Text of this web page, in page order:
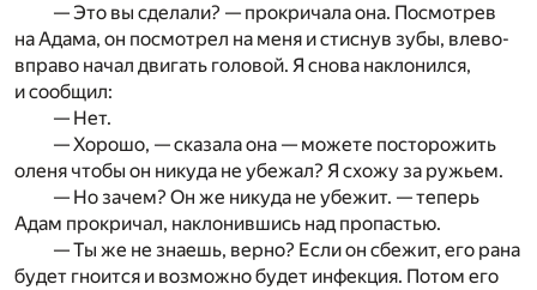
— Это вы сделали? — прокричала она. Посмотрев
на Адама, он посмотрел на меня и стиснув зубы, влево-
вправо начал двигать головой. Я снова наклонился,
и сообщил:
— Нет.
— Хорошо, — сказала она — можете посторожить
оленя чтобы он никуда не убежал? Я схожу за ружьем.
— Но зачем? Он же никуда не убежит. — теперь
Адам прокричал, наклонившись над пропастью.
— Ты же не знаешь, верно? Если он сбежит, его рана
будет гноится и возможно будет инфекция. Потом его